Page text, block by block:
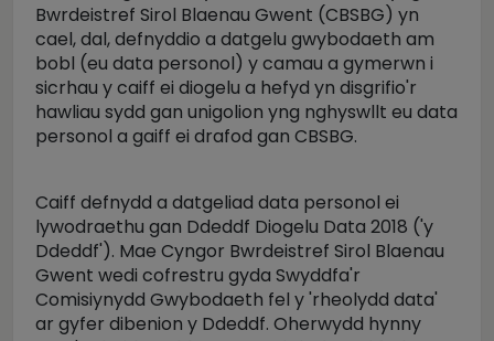
Bwrdeistref Sirol Blaenau Gwent (CBSBG) yn
cael, dal, defnyddio a datgelu gwybodaeth am
bobl (eu data personol) y camau a gymerwn i
sicrhau y caiff ei diogelu a hefyd yn disgrifio'r
hawliau sydd gan unigolion yng nghyswllt eu data
personol a gaiff ei drafod gan CBSBG.
Caiff defnydd a datgeliad data personol ei
lywodraethu gan Ddeddf Diogelu Data 2018 ('y
Ddeddf'). Mae Cyngor Bwrdeistref Sirol Blaenau
Gwent wedi cofrestru gyda Swyddfa'r
Comisiynydd Gwybodaeth fel y 'rheolydd data'
ar gyfer dibenion y Ddeddf. Oherwydd hynny